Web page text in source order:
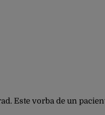
Este vorba de un